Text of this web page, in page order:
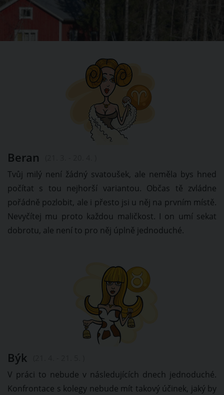
Beran
Tvůj milý není žádný svatoušek, ale neměla bys hned
počítat s tou nejhorší variantou. Občas tě zvládne
pořádně pozlobit, ale i přesto jsi u něj na prvním místě.
Nevyčítej mu proto každou maličkost. I on umí sekat
dobrotu, ale není to pro něj úplně jednoduché.
Býk
V práci to nebude v následujících dnech jednoduché.
Konfrontace s kolegy nebude mít takový účinek, jaký by